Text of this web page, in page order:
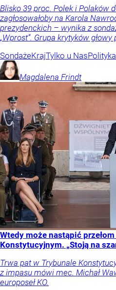
Blisko 39 proc. Polek i Polaków
zagłosowałoby na Karola
prezydenckich – wynika z
„Wprost”. Grupa krytyków
SondażeKrajTylko u NasPolityka
Magdalena Frindt
Wtedy może nastąpić
Konstytucyjnym. „Stoją na
Trwa pat w Trybunale
z impasu mówi mec. Michał
europoseł KO.